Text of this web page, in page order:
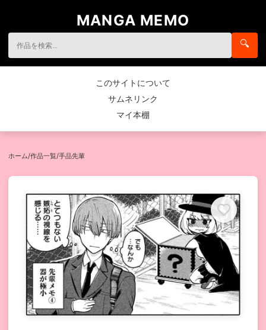
MANGA MEMO
🔍
このサイトについて
サムネリンク
マイ本棚
ホーム/作品一覧/手品先輩